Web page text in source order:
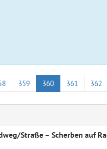
359 360 361 362
Straße – Scherben auf